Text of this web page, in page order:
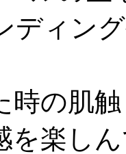
ディン
時の肌
を楽し